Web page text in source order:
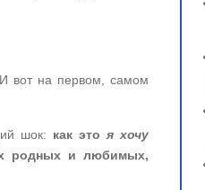
вот на первом, самом
шок: как это я хочу
родных и любимых,